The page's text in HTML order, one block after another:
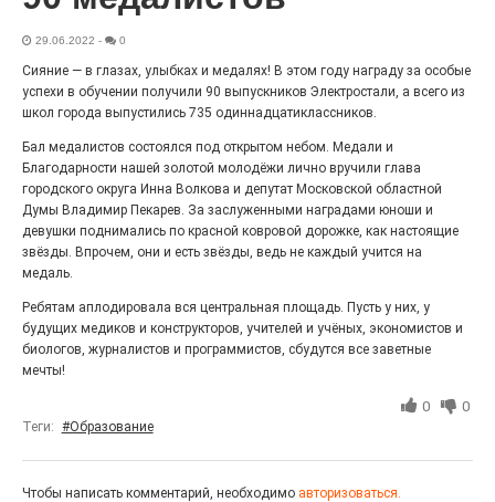
Выставка «Палитра героизма» — новый масштабный
проект, на который электростальцев приглашает к
«Районы-кварталы»
путешествуют по городу
0
Радость в квадрате! На этой неделе электростальцев
29.06.2022 - 0
Сияние — в глазах, улыбках и медалях! В этом году награду за особые
успехи в обучении получили 90 выпускников Электростали, а всего из
школ города выпустились 735 одиннадцатиклассников.
Бал медалистов состоялся под открытом небом. Медали и
Благодарности нашей золотой молодёжи лично вручили глава
городского округа Инна Волкова и депутат Московской областной
Думы Владимир Пекарев. За заслуженными наградами юноши и
девушки поднимались по красной ковровой дорожке, как настоящие
звёзды. Впрочем, они и есть звёзды, ведь не каждый учится на
медаль.
Ребятам аплодировала вся центральная площадь. Пусть у них, у
будущих медиков и конструкторов, учителей и учёных, экономистов и
биологов, журналистов и программистов, сбудутся все заветные
мечты!
0 0
Теги: #Образование
Чтобы написать комментарий, необходимо авторизоваться.